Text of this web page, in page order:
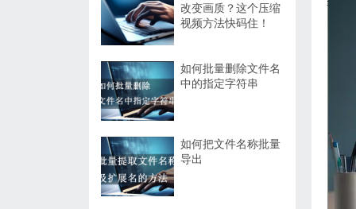
改变画质？这个压缩
视频方法快码住！
如何批量删除文件名
中的指定字符串
如何把文件名称批量
导出